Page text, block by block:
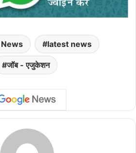
latest news
जॉब - एजुकेशन